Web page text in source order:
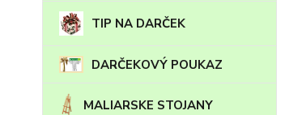
TIP NA DARČEK
DARČEKOVÝ POUKAZ
MALIARSKE STOJANY